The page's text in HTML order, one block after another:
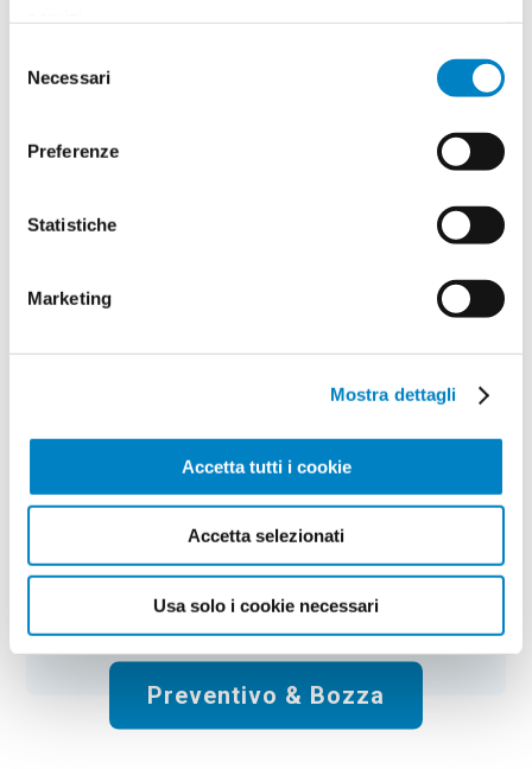
delNecessari
Preferenze
Statistiche
Marketing
Mostra dettagli
Accetta tutti i cookie
Accetta selezionati
Usa solo i cookie necessari
Vuoi caricare il tuo logo o grafica adesso? Potrai
comunque farlo successivamente.
100
Il prezzo non include la stampa
Spese di spedizione:
€130.00
Preventivo & Bozza